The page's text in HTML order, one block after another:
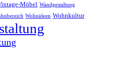
Möbel Wandgestaltung
Wohnideen Wohnkultur